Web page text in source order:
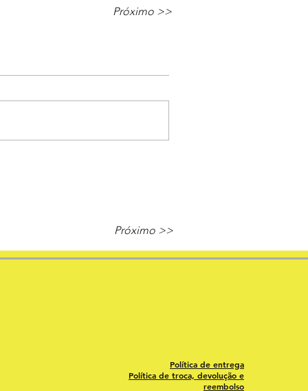
Próximo >>
Próximo >>
Política de entrega
Política de troca, devolução e
reembolso